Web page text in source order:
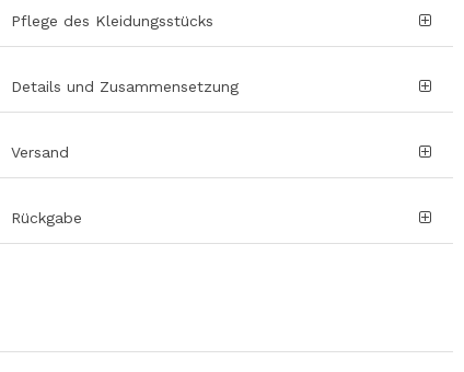
Pflege des Kleidungsstücks
Details und Zusammensetzung
Versand
Rückgabe